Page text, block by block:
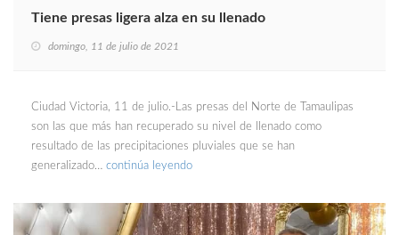
Tiene presas ligera alza en su llenado
domingo, 11 de julio de 2021
Ciudad Victoria, 11 de julio.-Las presas del Norte de Tamaulipas
son las que más han recuperado su nivel de llenado como
resultado de las precipitaciones pluviales que se han
generalizado… continúa leyendo